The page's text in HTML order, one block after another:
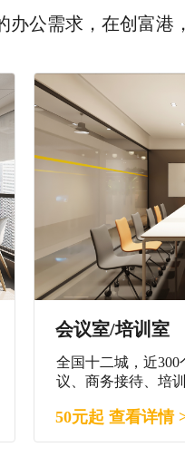
公需求，在创富港
会议室/培训室
全国十二城，近
议、商务接待、培
50元起 查看详情